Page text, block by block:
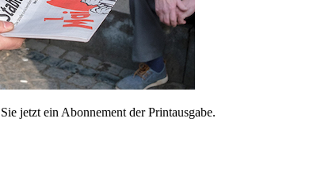
jetzt ein Abonnement der Printausgabe.